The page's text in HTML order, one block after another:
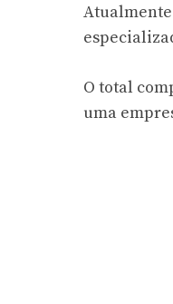
O total
uma